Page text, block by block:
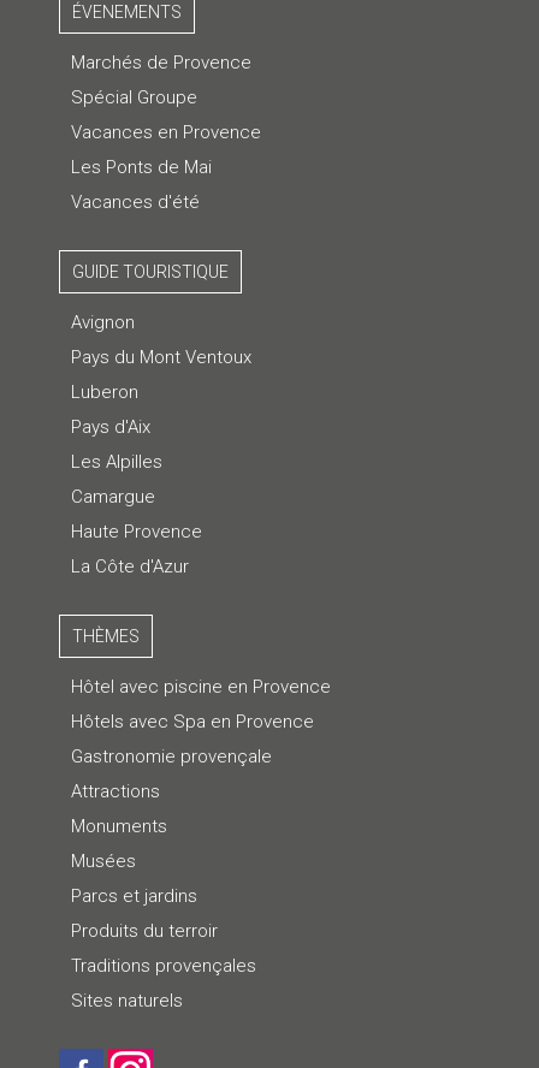
ÉVENEMENTS
Marchés de Provence
Spécial Groupe
Vacances en Provence
Les Ponts de Mai
Vacances d'été
GUIDE TOURISTIQUE
Avignon
Pays du Mont Ventoux
Luberon
Pays d'Aix
Les Alpilles
Camargue
Haute Provence
La Côte d'Azur
THÈMES
Hôtel avec piscine en Provence
Hôtels avec Spa en Provence
Gastronomie provençale
Attractions
Monuments
Musées
Parcs et jardins
Produits du terroir
Traditions provençales
Sites naturels